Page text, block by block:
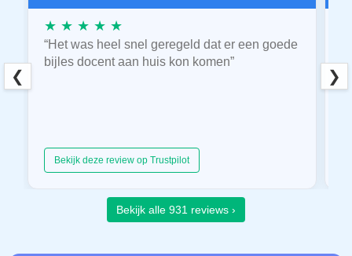
★ ★ ★ ★ ★
“Het was heel snel geregeld dat er een goede
bijles docent aan huis kon komen”
Bekijk deze review op Trustpilot
❮ ❯
Bekijk alle 931 reviews ›